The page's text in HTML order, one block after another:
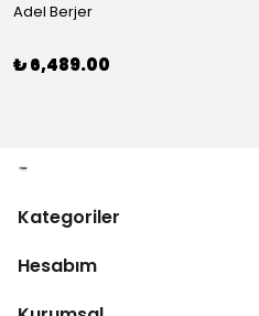
Adel Berjer
₺ 6,489.00
Kategoriler
Hesabım